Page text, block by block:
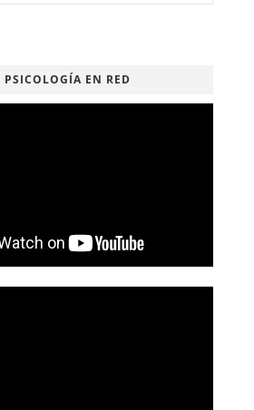
PSICOLOGÍA EN RED